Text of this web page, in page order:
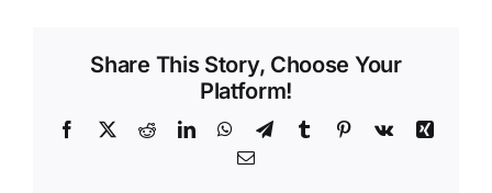
PPh
23
Pembayarannya
Share This Story, Choose Your
Platform!
Facebook
X RedditLinkedInWhatsApp
TelegramTumblr Pinterest
Vk
Xing
Email